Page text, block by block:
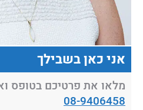
אני כאן בשבילך
מלאו את פרטיכם בטופס
08-9406458